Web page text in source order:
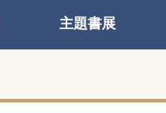
主題書展